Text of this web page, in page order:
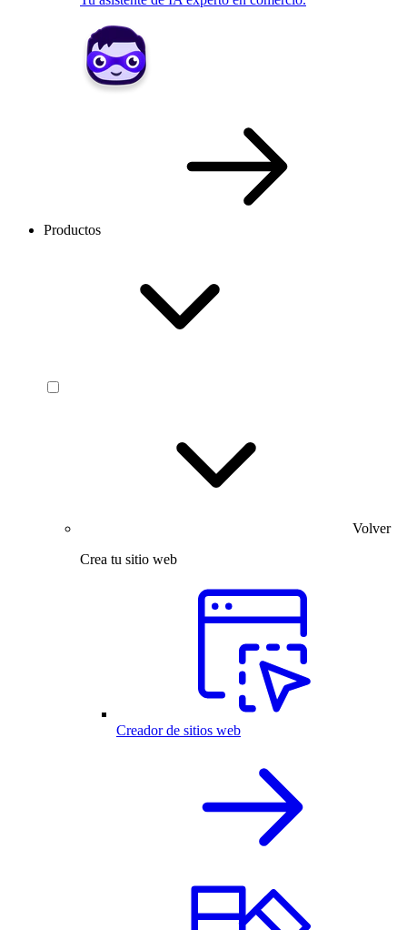
Productos
Volver
Crea tu sitio web
Creador de sitios web